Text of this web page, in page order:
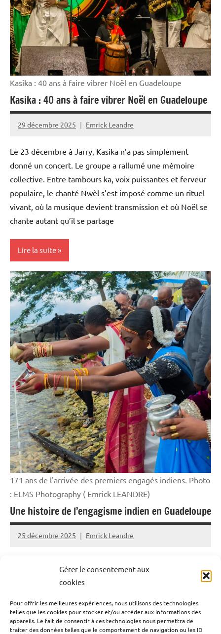
Gérer le consentement aux
cookies
Pour offrir les meilleures expériences, nous utilisons des technologies
telles que les cookies pour stocker et/ou accéder aux informations des
appareils. Le fait de consentir à ces technologies nous permettra de
traiter des données telles que le comportement de navigation ou les ID
Outremer
Société
Kasika : 40 ans à faire vibrer Noël en Guadeloupe
Kasika : 40 ans à faire vibrer Noël en Guadeloupe
29 décembre 2025 Emrick Leandre
Le 23 décembre à Jarry, Kasika n’a pas simplement
donné un concert. Le groupe a rallumé une mémoire
collective. Entre tambours ka, voix puissantes et ferveur
populaire, le chanté Nwèl s’est imposé comme un rituel
vivant, où la musique devient transmission et où Noël se
chante autant qu’il se partage
Lire la suite
Antilles-
Guyane
Blog
Caraïbe
Culture
France
Guadeloupe
Outremer
Société
171 ans de l'arrivée des premiers engagés indiens. Photo
: ELMS Photography ( Emrick LEANDRE)
Une histoire de l’engagisme indien en Guadeloupe
25 décembre 2025 Emrick Leandre
devenus libres. Une page longtemps passée sous silence,
mais dont l’héritage façonne encore la société
guadeloupéenne d’aujourd’hui.